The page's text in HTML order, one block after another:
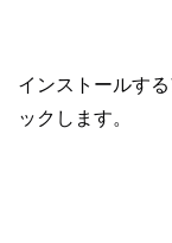
インストールす
ックします。